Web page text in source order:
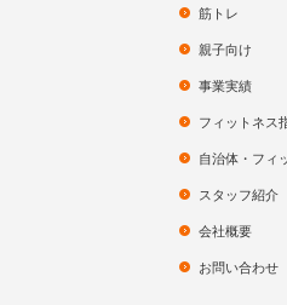
筋トレ
親子向け
事業実績
フィットネス
自治体・フィ
スタッフ紹介
会社概要
お問い合わせ